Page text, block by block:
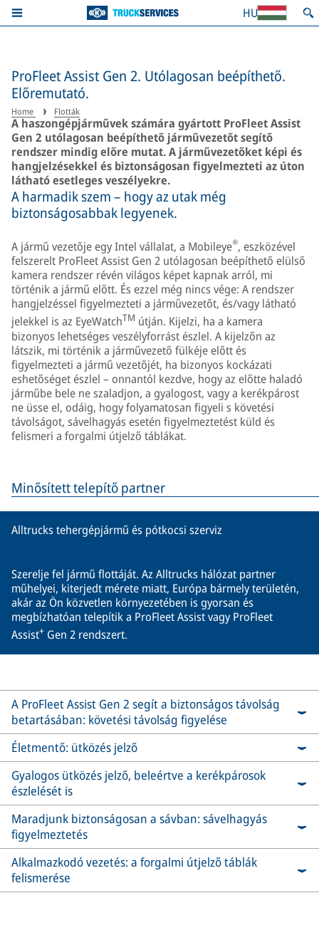
HU
ProFleet Assist Gen 2. Utólagosan beépíthető.
Előremutató.
Home Flották
A haszongépjárművek számára gyártott ProFleet Assist
Gen 2 utólagosan beépíthető járművezetőt segítő
rendszer mindig előre mutat. A járművezetőket képi és
hangjelzésekkel és biztonságosan figyelmezteti az úton
látható esetleges veszélyekre.
A harmadik szem – hogy az utak még
biztonságosabbak legyenek.
A jármű vezetője egy Intel vállalat, a Mobileye®, eszközével
felszerelt ProFleet Assist Gen 2 utólagosan beépíthető elülső
kamera rendszer révén világos képet kapnak arról, mi
történik a jármű előtt. És ezzel még nincs vége: A rendszer
hangjelzéssel figyelmezteti a járművezetőt, és/vagy látható
jelekkel is az EyeWatchTM útján. Kijelzi, ha a kamera
bizonyos lehetséges veszélyforrást észlel. A kijelzőn az
látszik, mi történik a járművezető fülkéje előtt és
figyelmezteti a jármű vezetőjét, ha bizonyos kockázati
eshetőséget észlel – onnantól kezdve, hogy az előtte haladó
járműbe bele ne szaladjon, a gyalogost, vagy a kerékpárost
ne üsse el, odáig, hogy folyamatosan figyeli s követési
távolságot, sávelhagyás esetén figyelmeztetést küld és
felismeri a forgalmi útjelző táblákat.
Minősített telepítő partner
Alltrucks tehergépjármű és pótkocsi szerviz
Szerelje fel jármű flottáját. Az Alltrucks hálózat partner
műhelyei, kiterjedt mérete miatt, Európa bármely területén,
akár az Ön közvetlen környezetében is gyorsan és
megbízhatóan telepítik a ProFleet Assist vagy ProFleet
Assist+ Gen 2 rendszert.
A ProFleet Assist Gen 2 segít a biztonságos távolság
betartásában: követési távolság figyelése
Életmentő: ütközés jelző
Gyalogos ütközés jelző, beleértve a kerékpárosok
észlelését is
Maradjunk biztonságosan a sávban: sávelhagyás
figyelmeztetés
Alkalmazkodó vezetés: a forgalmi útjelző táblák
felismerése